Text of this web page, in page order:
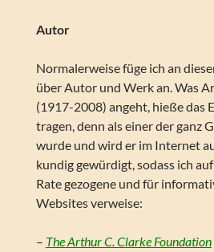
Autor
Normalerweise füge ich an
über Autor und Werk an. Was
(1917-2008) angeht, hieße das
tragen, denn als einer der ganz
wurde und wird er im Internet
kundig gewürdigt, sodass ich
Rate gezogene und für
Websites verweise:
– The Arthur C. Clarke Foundation